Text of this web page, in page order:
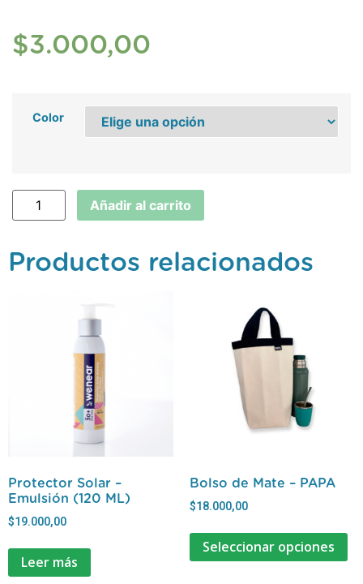
$3.000,00
Color
Añadir al carrito
Productos relacionados
Protector Solar –
Emulsión (120 ML)
$19.000,00
Leer más
Bolso de Mate – PAPA
$18.000,00
Seleccionar opciones